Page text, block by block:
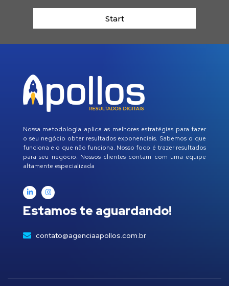
Start
Nossa metodologia aplica as melhores estratégias para fazer
o seu negócio obter resultados exponenciais. Sabemos o que
funciona e o que não funciona. Nosso foco é trazer resultados
para seu negócio. Nossos clientes contam com uma equipe
altamente especializada
Estamos te aguardando!
contato@agenciaapollos.com.br